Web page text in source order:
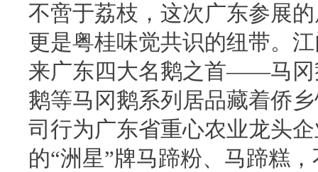
不啻于荔枝，这次广东参展
更是粤桂味觉共识的纽带。
来广东四大名鹅之首——马冈
鹅等马冈鹅系列居品藏着侨
司行为广东省重心农业龙头
的“洲星”牌马蹄粉、马蹄糕